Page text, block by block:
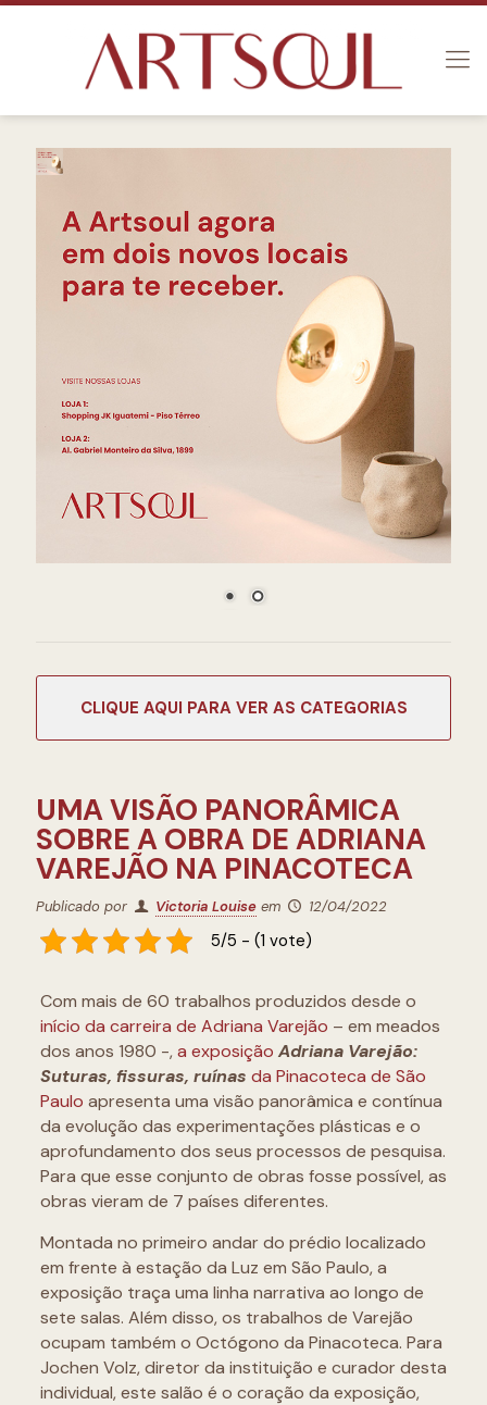
UMA VISÃO PANORÂMICA
SOBRE A OBRA DE ADRIANA
VAREJÃO NA PINACOTECA
Publicado por Victoria Louise em 12/04/2022
5/5 - (1 vote)
Com mais de 60 trabalhos produzidos desde o
início da carreira de Adriana Varejão – em meados
dos anos 1980 -,a exposição Adriana Varejão:
Suturas, fissuras, ruínas da Pinacoteca de São
Paulo apresenta uma visão panorâmica e contínua
da evolução das experimentações plásticas e o
aprofundamento dos seus processos de pesquisa.
Para que esse conjunto de obras fosse possível, as
obras vieram de 7 países diferentes.
Montada no primeiro andar do prédio localizado
em frente à estação da Luz em São Paulo, a
exposição traça uma linha narrativa ao longo de
sete salas. Além disso, os trabalhos de Varejão
ocupam também o Octógono da Pinacoteca. Para
Jochen Volz, diretor da instituição e curador desta
individual, este salão é o coração da exposição,
CATEGORIAS